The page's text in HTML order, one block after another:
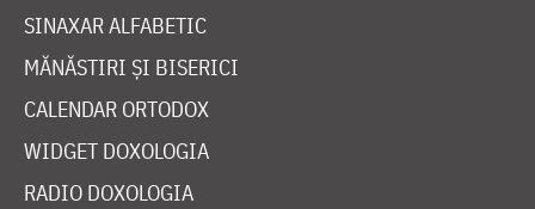
SINAXAR ALFABETIC
MĂNĂSTIRI ȘI BISERICI
CALENDAR ORTODOX
WIDGET DOXOLOGIA
RADIO DOXOLOGIA